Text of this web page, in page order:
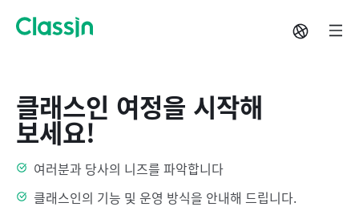
클래스인 여정을 시작해
보세요!
여러분과 당사의 니즈를 파악합니다
클래스인의 기능 및 운영 방식을 안내해 드립니다.